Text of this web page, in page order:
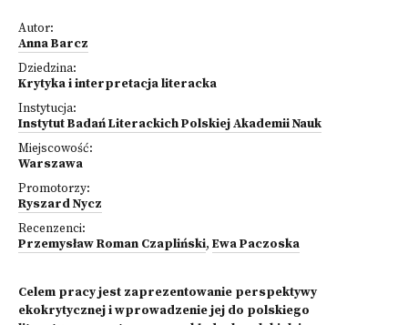
Autor:
Anna Barcz
Dziedzina:
Krytyka i interpretacja literacka
Instytucja:
Instytut Badań Literackich Polskiej Akademii Nauk
Miejscowość:
Warszawa
Promotorzy:
Ryszard Nycz
Recenzenci:
Przemysław Roman Czapliński, Ewa Paczoska
Celem pracy jest zaprezentowanie perspektywy
ekokrytycznej i wprowadzenie jej do polskiego